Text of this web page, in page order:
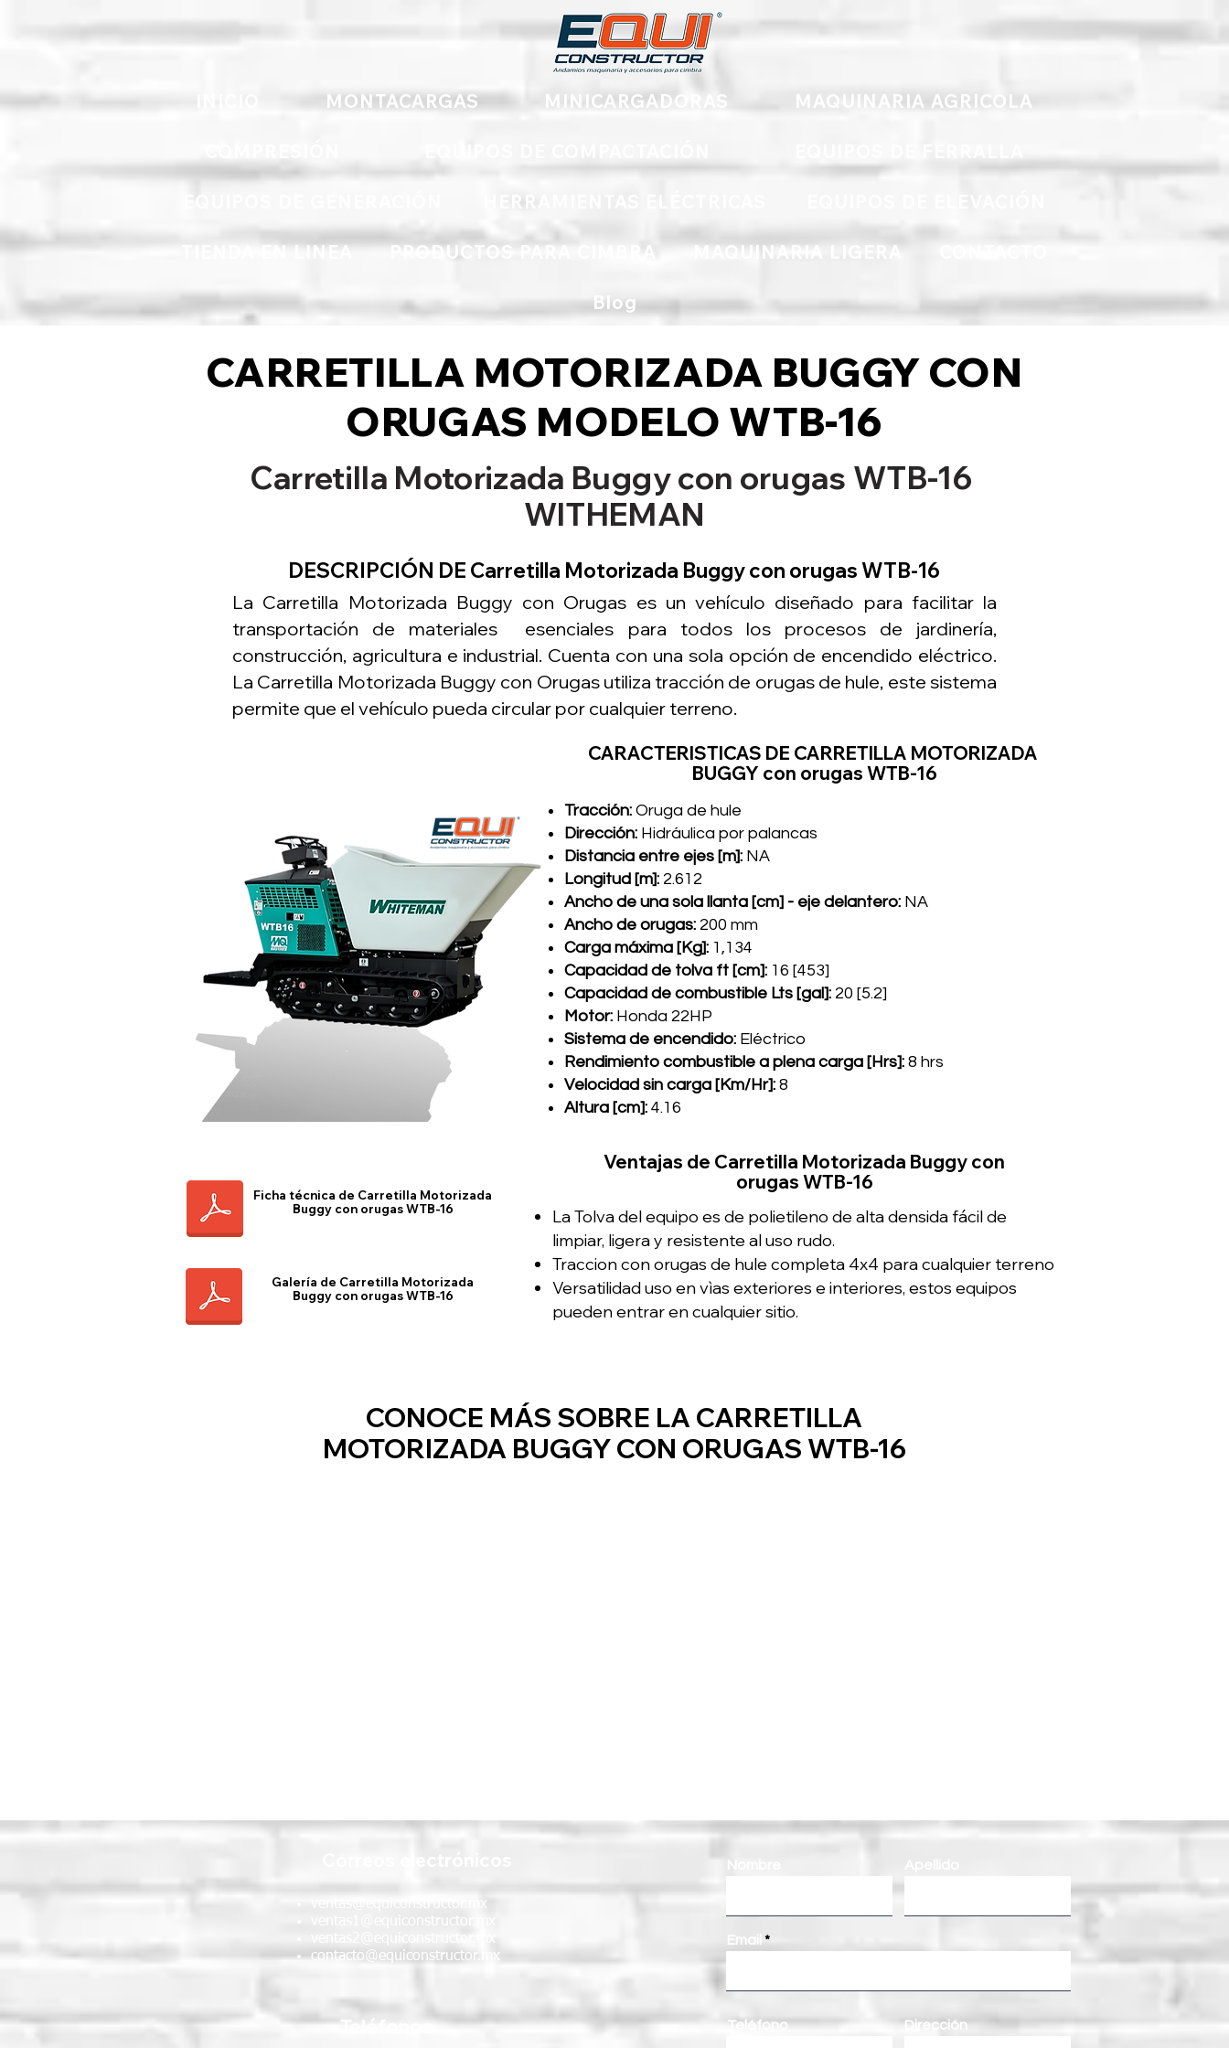
MONTACARGAS MINICARGADORAS MAQUINARIA AGRICOLA
EQUIPOS DE GENERACIÓN HERRAMIENTAS ELÉCTRICAS
TIENDA EN LINEA PRODUCTOS PARA CIMBRA MAQUINARIA LIGERA
Blog
CARRETILLA MOTORIZADA BUGGY CON
ORUGAS MODELO WTB-16
Carretilla Motorizada Buggy con orugas WTB-16
WITHEMAN
DESCRIPCIÓN DE Carretilla Motorizada Buggy con orugas WTB-16
La Carretilla Motorizada Buggy con Orugas es un vehículo diseñado para facilitar la
transportación de materiales esenciales para todos los procesos de jardinería,
construcción, agricultura e industrial. Cuenta con una sola opción de encendido eléctrico.
La Carretilla Motorizada Buggy con Orugas utiliza tracción de orugas de hule, este sistema
permite que el vehículo pueda circular por cualquier terreno.
CARACTERISTICAS DE CARRETILLA MOTORIZADA
BUGGY con orugas WTB-16
Tracción: Oruga de hule
Dirección: Hidráulica por palancas
Distancia entre ejes [m]: NA
Longitud [m]: 2.612
Ancho de una sola llanta [cm] - eje delantero: NA
Ancho de orugas: 200 mm
Carga máxima [Kg]: 1,134
Capacidad de tolva ft [cm]: 16 [453]
Capacidad de combustible Lts [gal]: 20 [5.2]
Motor: Honda 22HP
Sistema de encendido: Eléctrico
Rendimiento combustible a plena carga [Hrs]: 8 hrs
Velocidad sin carga [Km/Hr]: 8
Altura [cm]: 4.16
Ficha técnica de Carretilla Motorizada
Buggy con orugas WTB-16
Galería de Carretilla Motorizada
Buggy con orugas WTB-16
Ventajas de Carretilla Motorizada Buggy con
orugas WTB-16
La Tolva del equipo es de polietileno de alta densida fácil de
limpiar, ligera y resistente al uso rudo.
Traccion con orugas de hule completa 4x4 para cualquier terreno
Versatilidad uso en vìas exteriores e interiores, estos equipos
pueden entrar en cualquier sitio.
CONOCE MÁS SOBRE LA CARRETILLA
MOTORIZADA BUGGY CON ORUGAS WTB-16
ventas@equiconstructor.mx
contacto@equiconstructor.mx
Teléfonos
Email
Teléfono Dirección